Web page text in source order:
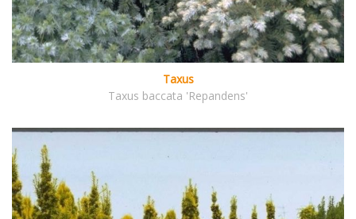
Taxus
Taxus baccata 'Repandens'